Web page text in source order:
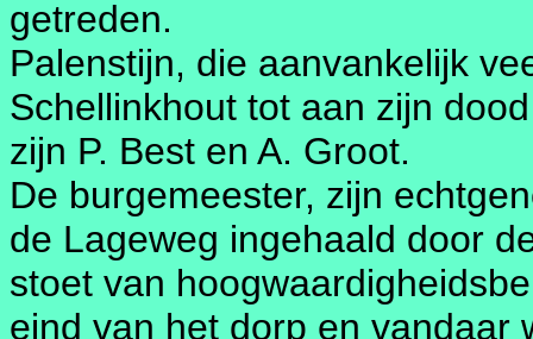
getreden.
Palenstijn, die aanvankelijk
Schellinkhout tot aan zijn
zijn P. Best en A. Groot.
De burgemeester, zijn
de Lageweg ingehaald door
stoet van
eind van het dorp en vandaar